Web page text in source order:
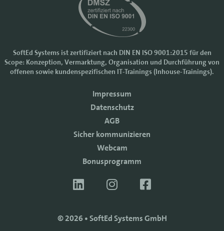
SoftEd Systems ist zertifiziert nach DIN EN ISO 9001:2015 für den
Scope: Konzeption, Vermarktung, Organisation und Durchführung von
offenen sowie kundenspezifischen IT-Trainings (Inhouse-Trainings).
© 2026 • SoftEd Systems GmbH
Impressum
Datenschutz
AGB
Sicher kommunizieren
Webcam
Bonusprogramm
Cookie-Einstellungen
verbessern. Manche Cookies sind notwendig, damit unsere Website
funktioniert. Mit anderen Cookies können wir die Zugriffe auf die
Mit einem Klick auf "Zustimmen" akzeptieren sie diese Verarbeitung
und auch die Weitergabe Ihrer Daten an Drittanbieter. Die Daten
werden für Analysen genutzt. Weitere Informationen, auch zur
Sie können die Verwendung von Cookies